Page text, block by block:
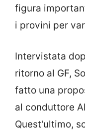
figura
i provini per
Intervistata
ritorno al GF,
fatto una
al conduttore
Quest’ultimo,